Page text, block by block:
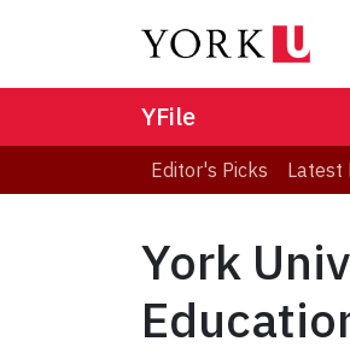
YFile
Editor's Picks Latest
York